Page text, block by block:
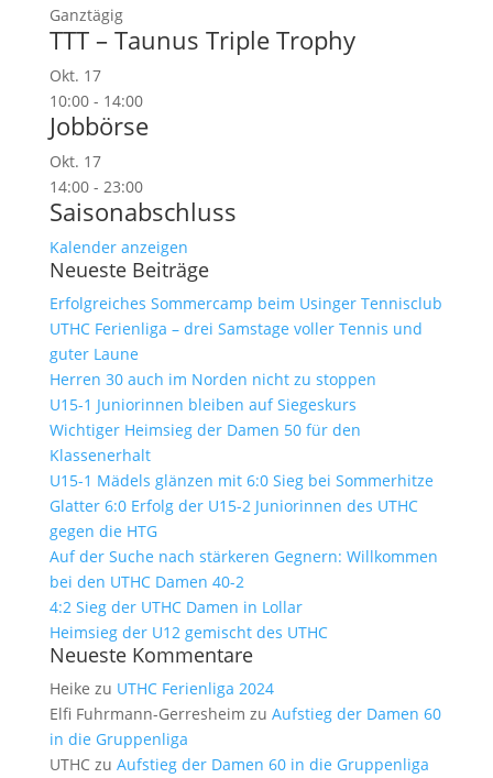
Ganztägig
TTT – Taunus Triple Trophy
Okt. 17
10:00- 14:00
Jobbörse
Okt. 17
14:00- 23:00
Saisonabschluss
Kalender anzeigen
Neueste Beiträge
Erfolgreiches Sommercamp beim Usinger Tennisclub
UTHC Ferienliga – drei Samstage voller Tennis und
guter Laune
Herren 30 auch im Norden nicht zu stoppen
U15-1 Juniorinnen bleiben auf Siegeskurs
Wichtiger Heimsieg der Damen 50 für den
Klassenerhalt
U15-1 Mädels glänzen mit 6:0 Sieg bei Sommerhitze
Glatter 6:0 Erfolg der U15-2 Juniorinnen des UTHC
gegen die HTG
Auf der Suche nach stärkeren Gegnern: Willkommen
bei den UTHC Damen 40-2
4:2 Sieg der UTHC Damen in Lollar
Heimsieg der U12 gemischt des UTHC
Neueste Kommentare
Heike zu UTHC Ferienliga 2024
Elfi Fuhrmann-Gerresheim zu Aufstieg der Damen 60
in die Gruppenliga
UTHCzu Aufstieg der Damen 60 in die Gruppenliga